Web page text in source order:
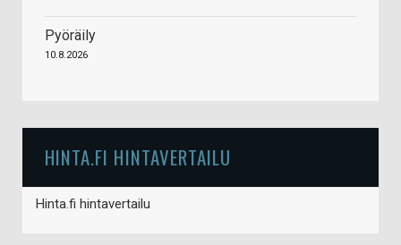
Pyöräily
10.8.2026
HINTA.FI HINTAVERTAILU
Hinta.fi hintavertailu